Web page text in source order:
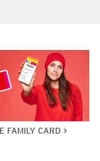
FAMILY CARD